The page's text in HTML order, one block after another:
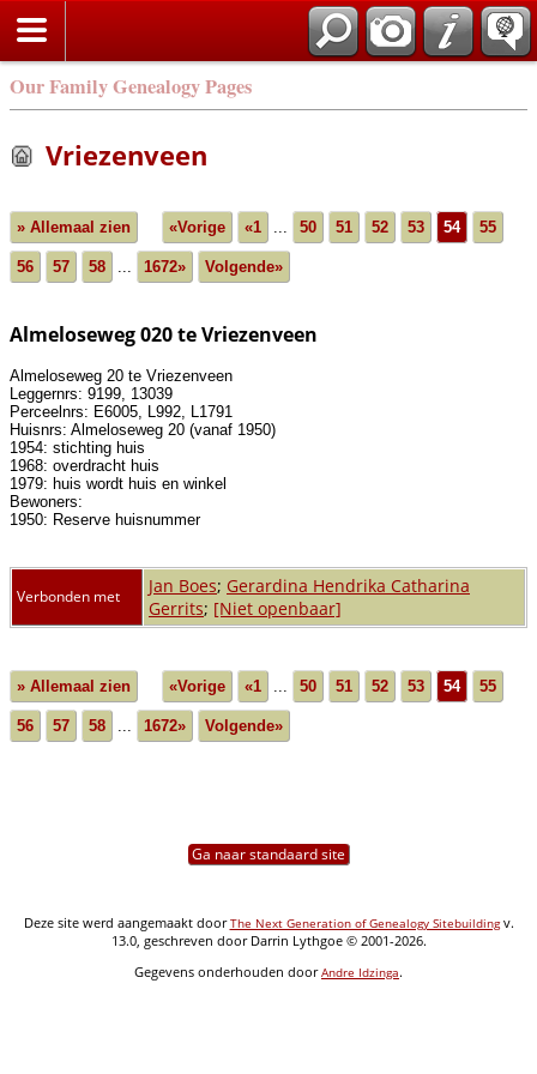
Our Family Genealogy Pages
Vriezenveen
» Allemaal zien «Vorige «1 ... 50 51 52 53 54 55
56 57 58 ... 1672» Volgende»
Almeloseweg 020 te Vriezenveen
Almeloseweg 20 te Vriezenveen
Leggernrs: 9199, 13039
Perceelnrs: E6005, L992, L1791
Huisnrs: Almeloseweg 20 (vanaf 1950)
1954: stichting huis
1968: overdracht huis
1979: huis wordt huis en winkel
Bewoners:
1950: Reserve huisnummer
Verbonden met Jan Boes; Gerardina Hendrika Catharina
Gerrits; [Niet openbaar]
» Allemaal zien «Vorige «1 ... 50 51 52 53 54 55
56 57 58 ... 1672» Volgende»
Ga naar standaard site
Deze site werd aangemaakt doorThe Next Generation of Genealogy Sitebuildingv.
13.0, geschreven door Darrin Lythgoe © 2001-2026.
Gegevens onderhouden doorAndre Idzinga.